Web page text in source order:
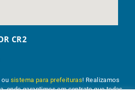
CR2
ou sistema para prefeituras! Realizamos
onde garantimos em contrato que todas